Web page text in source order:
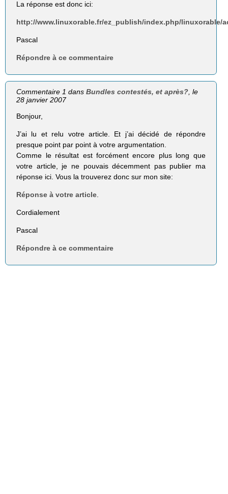
La réponse est donc ici:
http://www.linuxorable.fr/ez_publish/index.php/linuxorable/
Pascal
Répondre à ce commentaire
Commentaire 1 dansBundles contestés, et après? , le
28 janvier 2007
Bonjour,
J’ai lu et relu votre article. Et j’ai décidé de répondre
presque point par point à votre argumentation.
Comme le résultat est forcément encore plus long que
votre article, je ne pouvais décemment pas publier ma
réponse ici. Vous la trouverez donc sur mon site:
Réponse à votre article
Cordialement
Pascal
Répondre à ce commentaire